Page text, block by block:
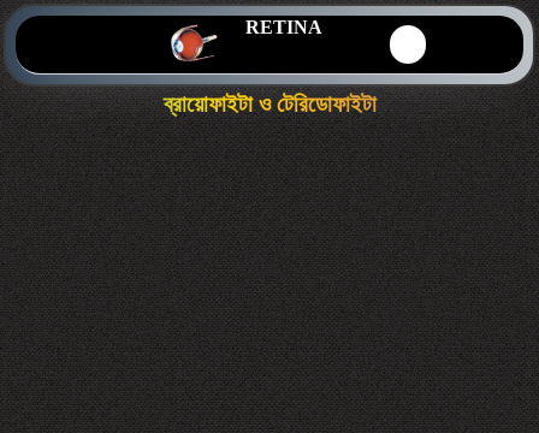
RETINA
ব্রায়োফাইটা ও টেরিডোফাইটা